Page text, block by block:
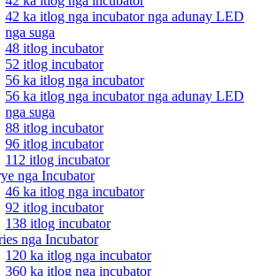
42 ka itlog nga incubator nga adunay LED
nga suga
48 itlog incubator
52 itlog incubator
56 ka itlog nga incubator
56 ka itlog nga incubator nga adunay LED
nga suga
88 itlog incubator
96 itlog incubator
112 itlog incubator
nga Incubator
46 ka itlog nga incubator
92 itlog incubator
138 itlog incubator
nga Incubator
120 ka itlog nga incubator
360 ka itlog nga incubator